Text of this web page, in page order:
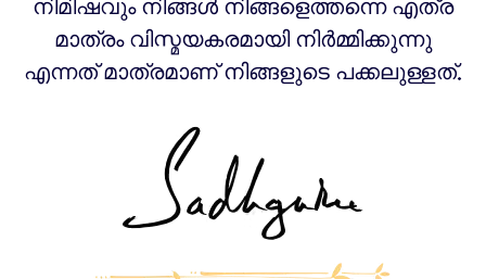
നിമിഷവും നിങ്ങൾ നിങ്ങളെത്തന്നെ എത്ര
മാത്രം വിസ്മയകരമായി നിർമ്മിക്കുന്നു
എന്നത് മാത്രമാണ് നിങ്ങളുടെ പക്കലുള്ളത്.